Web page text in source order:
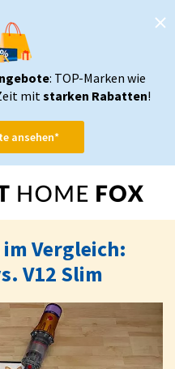
: TOP-Marken wie
mitstarken Rabatten!
ansehen*
Vergleich:
V12 Slim